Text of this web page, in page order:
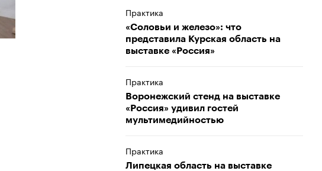
Практика
«Соловьи и железо»: что
представила Курская область на
выставке «Россия»
Практика
Воронежский стенд на выставке
«Россия» удивил гостей
мультимедийностью
Практика
Липецкая область на выставке